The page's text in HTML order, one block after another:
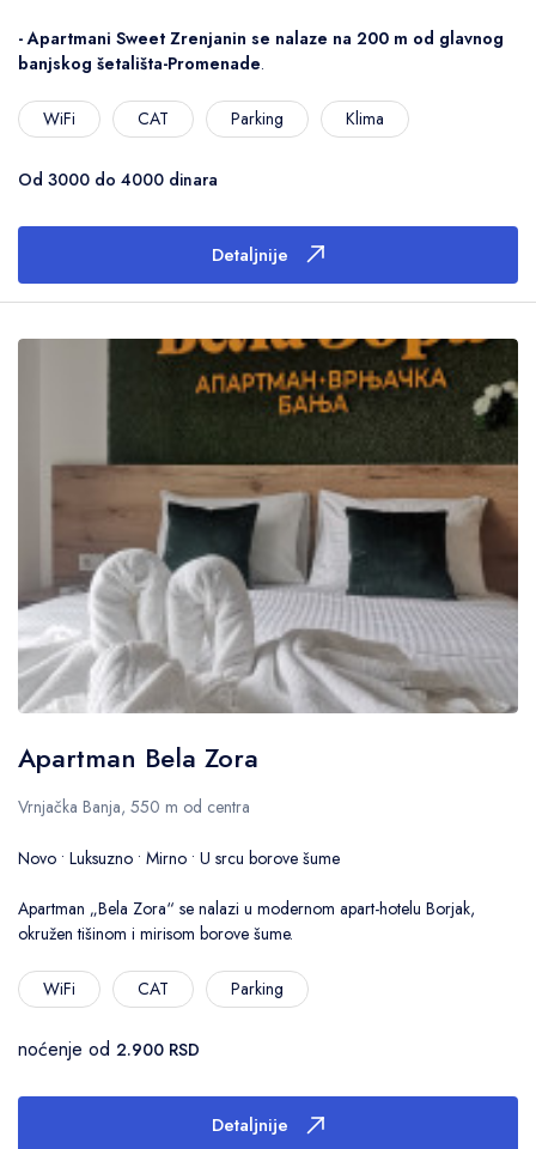
- Apartmani Sweet Zrenjanin se nalaze na 200 m od glavnog
banjskog šetališta-Promenade.
WiFi CAT Parking Klima
Od 3000 do 4000 dinara
Detaljnije
Apartman Bela Zora
Vrnjačka Banja, 550 m od centra
Novo • Luksuzno • Mirno • U srcu borove šume
Apartman „Bela Zora“ se nalazi u modernom apart-hotelu Borjak,
okružen tišinom i mirisom borove šume.
WiFi CAT Parking
noćenje od 2.900 RSD
Detaljnije